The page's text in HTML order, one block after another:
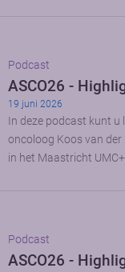
Podcast
ASCO26 -
19 juni 2026
In deze podcast kunt
oncoloog Koos van
in het Maastricht
Podcast
ASCO26 -